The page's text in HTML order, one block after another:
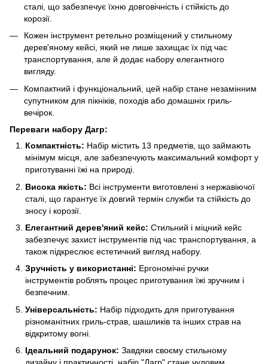
сталі, що забезпечує їхню довговічність і стійкість до
корозії.
Кожен інструмент ретельно розміщений у стильному
дерев'яному кейсі, який не лише захищає їх під час
транспортування, але й додає набору елегантного
вигляду.
Компактний і функціональний, цей набір стане незамінним
супутником для пікніків, походів або домашніх гриль-
вечірок.
Переваги набору Дагр:
Компактність: Набір містить 13 предметів, що займають
мінімум місця, але забезпечують максимальний комфорт у
приготуванні їжі на природі.
Висока якість: Всі інструменти виготовлені з нержавіючої
сталі, що гарантує їх довгий термін служби та стійкість до
зносу і корозії.
Елегантний дерев'яний кейс: Стильний і міцний кейс
забезпечує захист інструментів під час транспортування, а
також підкреслює естетичний вигляд набору.
Зручність у використанні: Ергономічні ручки
інструментів роблять процес приготування їжі зручним і
безпечним.
Універсальність: Набір підходить для приготування
різноманітних гриль-страв, шашликів та інших страв на
відкритому вогні.
Ідеальний подарунок: Завдяки своєму стильному